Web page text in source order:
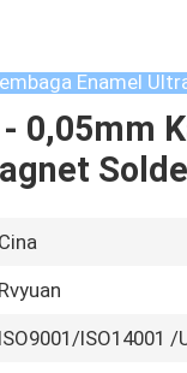
Enamel
0,05mm
Cina
Rvyuan
ISO9001/ISO14001 /